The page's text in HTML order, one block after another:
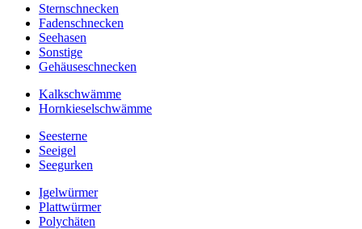
Sternschnecken
Fadenschnecken
Seehasen
Sonstige
Gehäuseschnecken
Kalkschwämme
Hornkieselschwämme
Seesterne
Seeigel
Seegurken
Igelwürmer
Plattwürmer
Polychäten